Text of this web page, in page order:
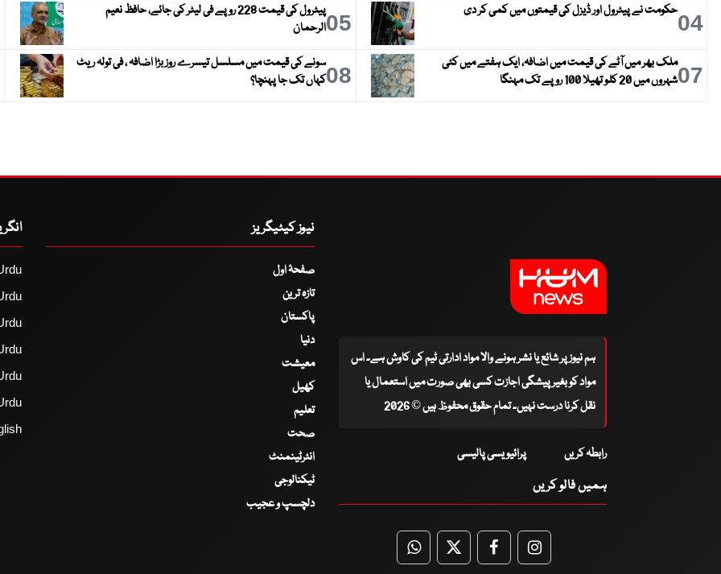
04حکومت نے پیٹرول اور ڈیزل کی قیمتوں میں کمی کر دی 05
پیٹرول کی قیمت 228 روپے فی لیٹر کی جائے، حافظ نعیم
الرحمان
07ملک بھر میں آٹے کی قیمت میں اضافہ، ایک ہفتے میں کئی
شہروں میں 20 کلو تھیلا 100 روپے تک مہنگا
08سونے کی قیمت میں مسلسل تیسرے روز بڑا اضافہ ، فی تولہ ریٹ
کہاں تک جا پہنچا؟
ہم نیوز پر شائع یا نشر ہونے والا مواد ادارتی ٹیم کی کاوش ہے۔ اس
مواد کو بغیر پیشگی اجازت کسی بھی صورت میں استعمال یا
نقل کرنا درست نہیں۔ تمام حقوق محفوظ ہیں © 2026
رابطہ کریں پرائیویسی پالیسی
ہمیں فالو کریں
WhatsApp
TwitterFacebookFacebook
نیوز کیٹیگریز
صفحۂ اول
تازہ ترین
پاکستان
دنیا
معیشت
کھیل
تعلیم
صحت
انٹرٹینمنٹ
ٹیکنالوجی
دلچسپ و عجیب